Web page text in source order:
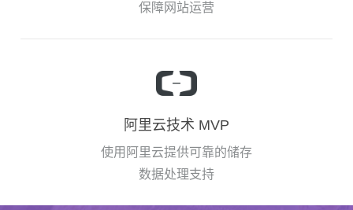
保障网站运营
阿里云技术 MVP
使用阿里云提供可靠的储存
数据处理支持